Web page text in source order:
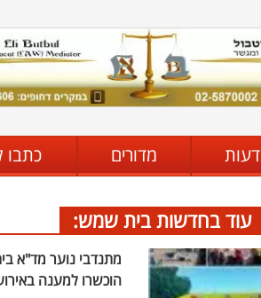
דעות מדורים כתבו
עוד בחדשות בית שמש:
מתנדבי נוער מד"א
הוכשרו למענה